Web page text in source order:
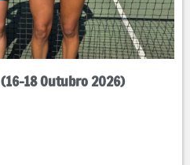
18 Outubro 2026)